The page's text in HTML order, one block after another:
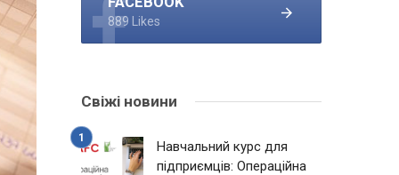
889 Likes
Свіжі новини
Навчальний курс для
підприємців: Операційна